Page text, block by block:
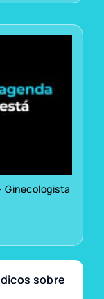
Ginecologista
sobre